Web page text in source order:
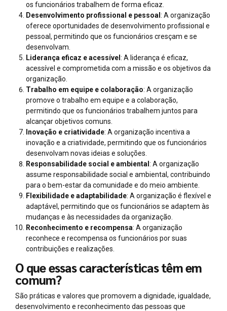
os funcionários trabalhem de forma eficaz.
Desenvolvimento profissional e pessoal : A organização
oferece oportunidades de desenvolvimento profissional e
pessoal, permitindo que os funcionários cresçam e se
desenvolvam.
Liderança eficaz e acessível : A liderança é eficaz,
acessível e comprometida com a missão e os objetivos da
organização.
Trabalho em equipe e colaboração: A organização
promove o trabalho em equipe e a colaboração,
permitindo que os funcionários trabalhem juntos para
alcançar objetivos comuns.
Inovação e criatividade: A organização incentiva a
inovação e a criatividade, permitindo que os funcionários
desenvolvam novas ideias e soluções.
Responsabilidade social e ambiental : A organização
assume responsabilidade social e ambiental, contribuindo
para o bem-estar da comunidade e do meio ambiente.
Flexibilidade e adaptabilidade: A organização é flexível e
adaptável, permitindo que os funcionários se adaptem às
mudanças e às necessidades da organização.
Reconhecimento e recompensa: A organização
reconhece e recompensa os funcionários por suas
contribuições e realizações.
O que essas características têm em
comum?
São práticas e valores que promovem a dignidade, igualdade,
desenvolvimento e reconhecimento das pessoas que